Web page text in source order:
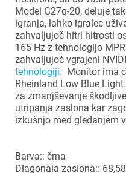
Model G27q-20, deluje
igranja, lahko igralec
zahvaljujoč hitri hitrosti
165 Hz z tehnologijo
zahvaljujoč vgrajeni
tehnologiji. Monitor ima
Rheinland Low Blue
za zmanjševanje
utripanja zaslona kar
izkušnjo med gledanjem
Barva:: črna
Diagonala zaslona::